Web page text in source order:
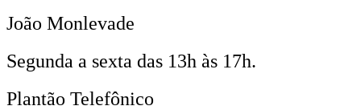
João Monlevade
Segunda a sexta das 13h às 17h.
Plantão Telefônico